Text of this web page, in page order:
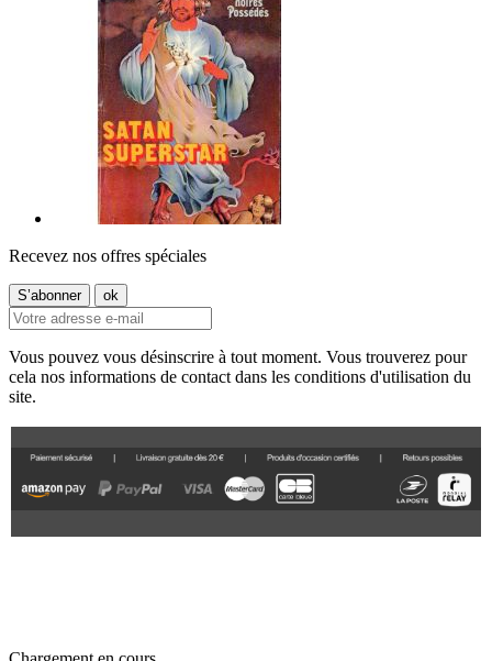
Recevez nos offres spéciales
Vous pouvez vous désinscrire à tout moment. Vous trouverez pour
cela nos informations de contact dans les conditions d'utilisation du
site.